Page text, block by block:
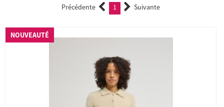
Précédente 1 (current)Suivante
NOUVEAUTÉ